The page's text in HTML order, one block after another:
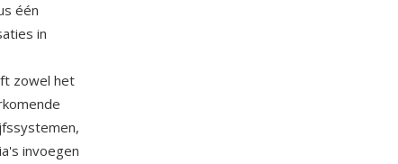
één
in
zowel het
invoegen